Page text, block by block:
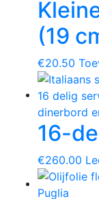
(19
€20.50
16-
€260.00